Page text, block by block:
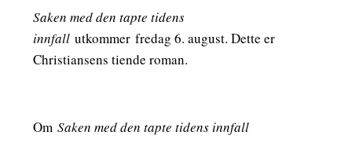
Saken med den tapte tidens
innfallutkommer fredag 6. august. Dette er
Christiansens tiende roman.
Om Saken med den tapte tidens innfall